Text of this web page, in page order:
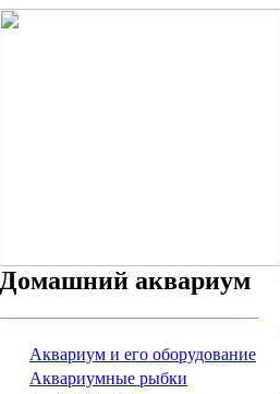
Домашний аквариум
Аквариум и его оборудование
Аквариумные рыбки